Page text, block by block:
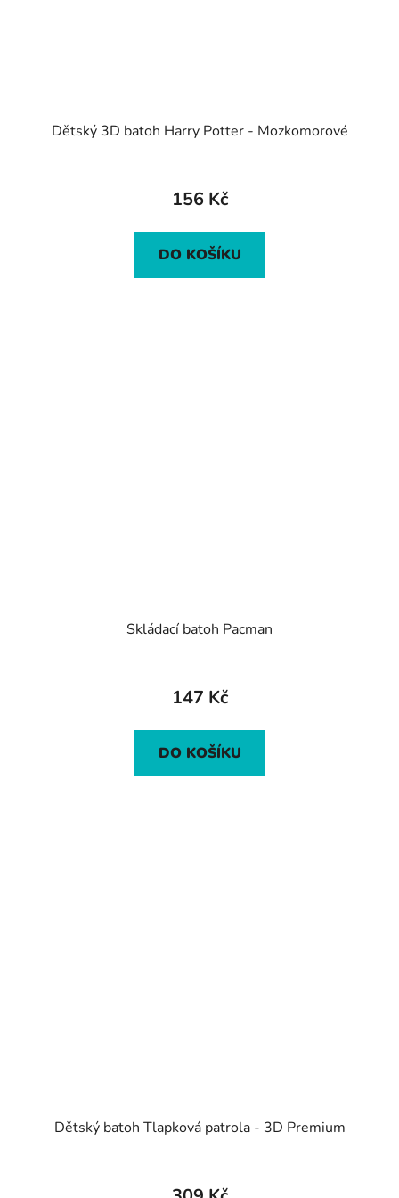
Dětský 3D batoh Harry Potter - Mozkomorové
156 Kč
DO KOŠÍKU
Skládací batoh Pacman
147 Kč
DO KOŠÍKU
Dětský batoh Tlapková patrola - 3D Premium